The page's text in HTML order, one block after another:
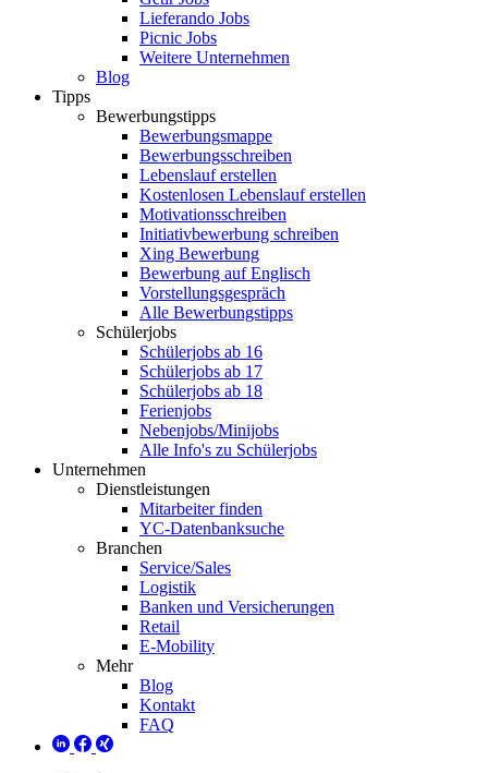
Lieferando Jobs
Picnic Jobs
Weitere Unternehmen
Blog
Tipps
Bewerbungstipps
Bewerbungsmappe
Bewerbungsschreiben
Lebenslauf erstellen
Kostenlosen Lebenslauf erstellen
Motivationsschreiben
Initiativbewerbung schreiben
Xing Bewerbung
Bewerbung auf Englisch
Vorstellungsgespräch
Alle Bewerbungstipps
Schülerjobs
Schülerjobs ab 16
Schülerjobs ab 17
Schülerjobs ab 18
Ferienjobs
Nebenjobs/Minijobs
Alle Info's zu Schülerjobs
Unternehmen
Dienstleistungen
Mitarbeiter finden
YC-Datenbanksuche
Branchen
Service/Sales
Logistik
Banken und Versicherungen
Retail
E-Mobility
Mehr
Blog
Kontakt
FAQ